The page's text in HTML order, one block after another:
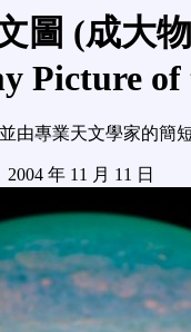
圖 (成大
Picture of
由專業天文學家的簡
2004 年 11 月 11 日